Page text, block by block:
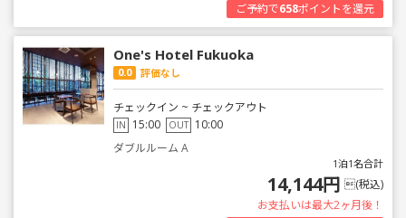
ご予約で658ポイントを還元
One's Hotel Fukuoka
0.0 評価なし
チェックイン ~ チェックアウト
IN 15:00 OUT 10:00
ダブルルーム A
1泊1名合計
14,144円 (税込)
お支払いは最大2ヶ月後！